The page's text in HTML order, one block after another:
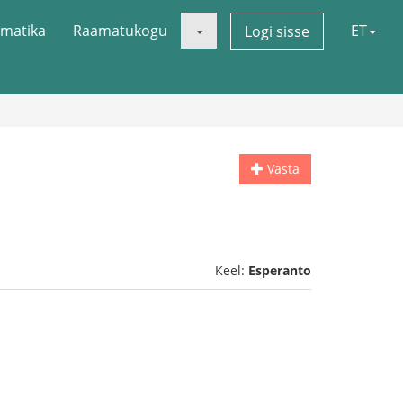
Raamatukogu Logi sisse ET
Vasta
Keel: Esperanto